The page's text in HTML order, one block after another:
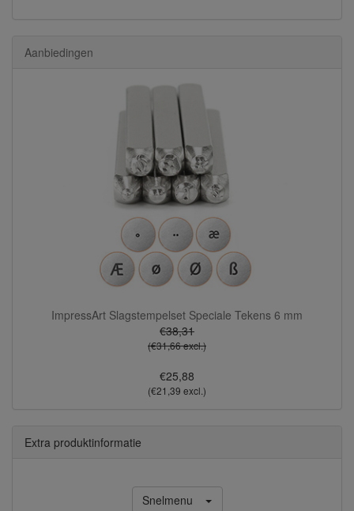
Aanbiedingen
ImpressArt Slagstempelset Speciale Tekens 6 mm
€38,31
(€31,66 excl.)
€25,88
(€21,39 excl.)
Extra produktinformatie
Snelmenu